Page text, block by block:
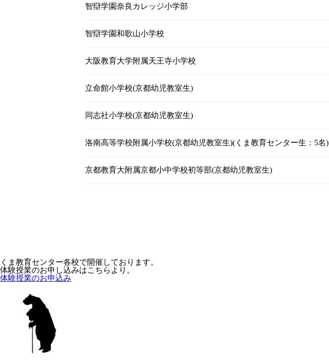
智辯学園奈良カレッジ小学部
智辯学園和歌山小学校
大阪教育大学附属天王寺小学校
立命館小学校(京都幼児教室生)
同志社小学校(京都幼児教室生)
洛南高等学校附属小学校(京都幼児教室生)(くま教育センター生：5名)
京都教育大附属京都小中学校初等部(京都幼児教室生)
くま教育センター各校で開催しております。
体験授業のお申し込みはこちらより。
体験授業のお申込み